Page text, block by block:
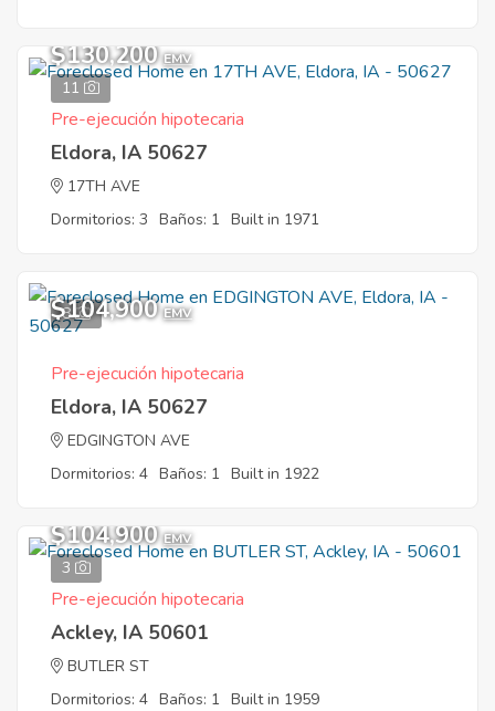
11
$130,200 EMV
Pre-ejecución hipotecaria
Eldora, IA 50627
17TH AVE
Dormitorios: 3 Baños: 1 Built in 1971
8
$104,900 EMV
Pre-ejecución hipotecaria
Eldora, IA 50627
EDGINGTON AVE
Dormitorios: 4 Baños: 1 Built in 1922
3
$104,900 EMV
Pre-ejecución hipotecaria
Ackley, IA 50601
BUTLER ST
Dormitorios: 4 Baños: 1 Built in 1959